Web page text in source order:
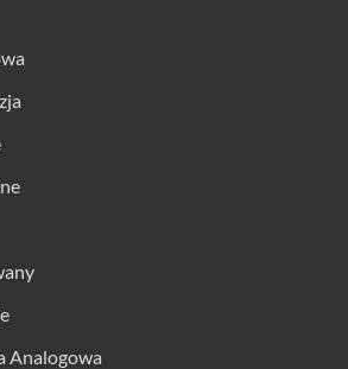
Analogowa